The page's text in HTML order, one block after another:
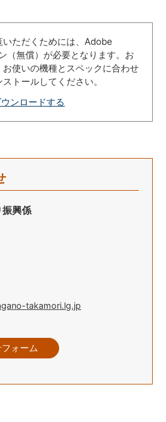
いただくためには、Adobe
（無償）が必要となります。お
使いの機種とスペックに合わせ
トールしてください。
ンロードする
振興係
takamori.lg.jp
ォーム